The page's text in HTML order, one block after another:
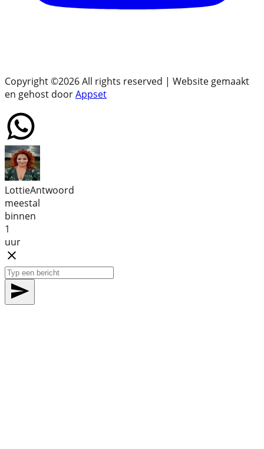
Copyright ©2026All rights reserved | Website gemaakt
en gehost doorAppset
LottieAntwoord
meestal
binnen
1
uur